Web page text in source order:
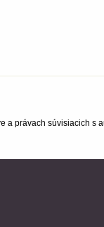
a právach súvisiacich s